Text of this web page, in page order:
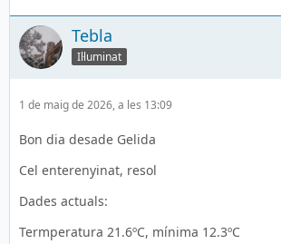
Tebla
Il·luminat
1 de maig de 2026, a les 13:09
Bon dia desade Gelida
Cel enterenyinat, resol
Dades actuals:
Termperatura 21.6ºC, mínima 12.3ºC